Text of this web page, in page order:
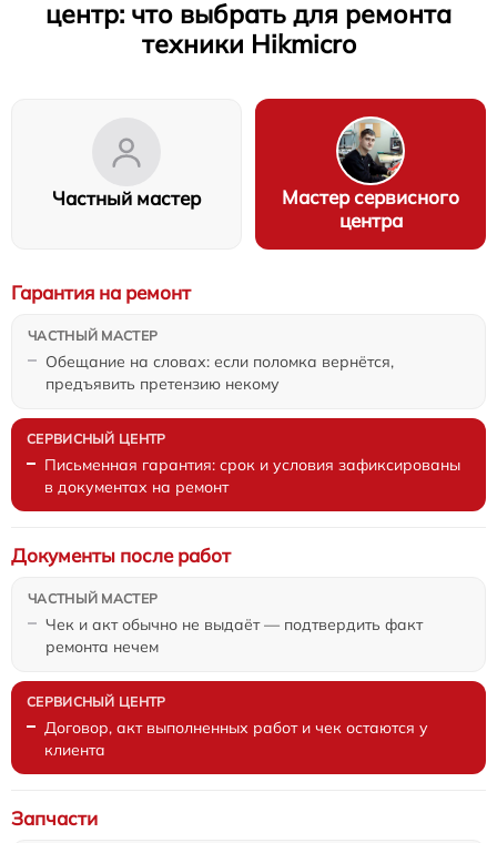
центр: что выбрать для ремонта
техники Hikmicro
Частный мастер
Мастер сервисного
центра
Обещание на словах: если поломка вернётся,
предъявить претензию некому
Гарантия на ремонт
Письменная гарантия: срок и условия зафиксированы
в документах на ремонт
Чек и акт обычно не выдаёт — подтвердить факт
ремонта нечем
Документы после работ
Договор, акт выполненных работ и чек остаются у
клиента
Запчасти